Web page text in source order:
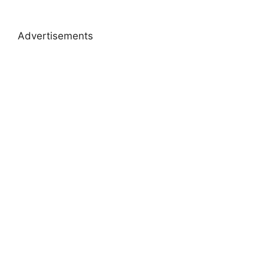
Advertisements